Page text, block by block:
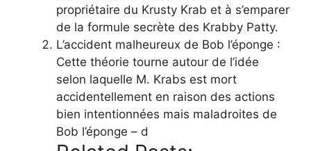
propriétaire du Krusty Krab et à s’emparer
de la formule secrète des Krabby Patty.
L’accident malheureux de Bob l’éponge :
Cette théorie tourne autour de l’idée
selon laquelle M. Krabs est mort
accidentellement en raison des actions
bien intentionnées mais maladroites de
Bob l’éponge – d